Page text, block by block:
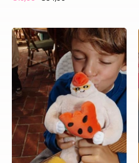
Frosty
yety
knuffel
|
Hello
Hossy